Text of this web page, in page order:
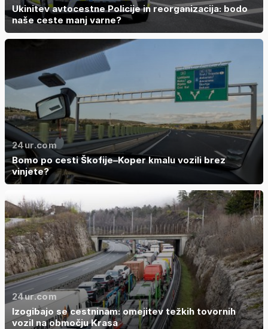
Ukinitev avtocestne Policije in reorganizacija: bodo
naše ceste manj varne?
24ur.com
Bomo po cesti Škofije–Koper kmalu vozili brez
vinjete?
24ur.com
Izogibajo se cestninam: omejitev težkih tovornih
vozil na območju Krasa